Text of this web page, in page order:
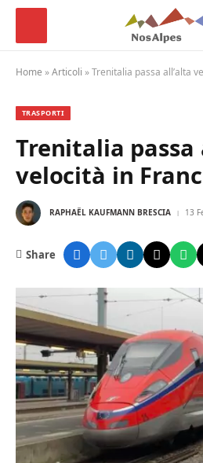
Home »Articoli »Trenitalia passa all’alta
TRASPORTI
Trenitalia passa
velocità in
RAPHAËL KAUFMANN BRESCIA 13
Share